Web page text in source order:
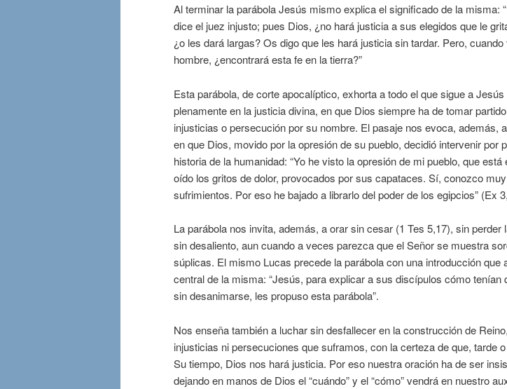
Al terminar la parábola Jesús mismo explica el significado de la misma:
dice el juez injusto; pues Dios, ¿no hará justicia a sus elegidos que le
¿o les dará largas? Os digo que les hará justicia sin tardar. Pero,
hombre, ¿encontrará esta fe en la tierra?”
Esta parábola, de corte apocalíptico, exhorta a todo el que sigue a
plenamente en la justicia divina, en que Dios siempre ha de tomar
injusticias o persecución por su nombre. El pasaje nos evoca, además,
en que Dios, movido por la opresión de su pueblo, decidió intervenir por
historia de la humanidad: “Yo he visto la opresión de mi pueblo, que está
oído los gritos de dolor, provocados por sus capataces. Sí, conozco
sufrimientos. Por eso he bajado a librarlo del poder de los egipcios” (Ex
La parábola nos invita, además, a orar sin cesar (1 Tes 5,17), sin perder
sin desaliento, aun cuando a veces parezca que el Señor se muestra
súplicas. El mismo Lucas precede la parábola con una introducción que
central de la misma: “Jesús, para explicar a sus discípulos cómo tenían
sin desanimarse, les propuso esta parábola”.
Nos enseña también a luchar sin desfallecer en la construcción de
injusticias ni persecuciones que suframos, con la certeza de que, tarde
Su tiempo, Dios nos hará justicia. Por eso nuestra oración ha de ser
dejando en manos de Dios el “cuándo” y el “cómo” vendrá en nuestro